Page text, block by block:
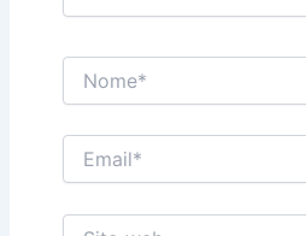
Nome*
Email*
Sito